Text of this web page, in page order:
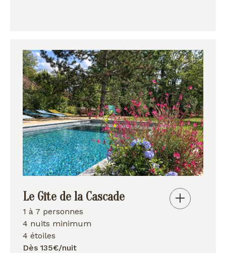
Le Gîte de la Cascade
1 à 7 personnes
4 nuits minimum
4 étoiles
Dès 135€/nuit